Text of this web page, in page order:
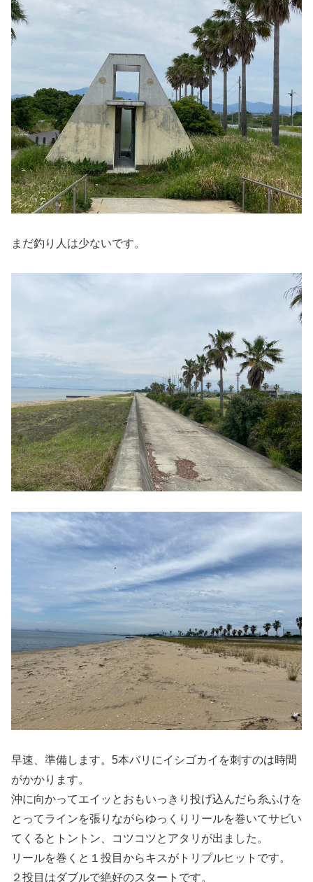
まだ釣り人は少ないです。
早速、準備します。5本バリにイシゴカイを刺すのは時間
がかかります。
沖に向かってエイッとおもいっきり投げ込んだら糸ふけを
とってラインを張りながらゆっくりリールを巻いてサビい
てくるとトントン、コツコツとアタリが出ました。
リールを巻くと１投目からキスがトリプルヒットです。
２投目はダブルで絶好のスタートです。